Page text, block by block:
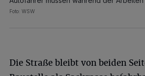
Foto: WSW
Die Straße bleibt von beiden